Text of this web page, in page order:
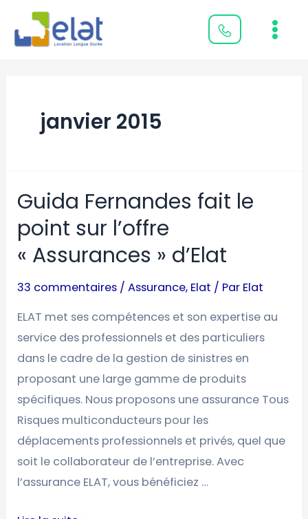
contenu
Main
janvier 2015
Guida Fernandes fait le
point sur l’offre
« Assurances » d’Elat
33 commentaires /Assurance, Elat / Par Elat
ELAT met ses compétences et son expertise au
service des professionnels et des particuliers
dans le cadre de la gestion de sinistres en
proposant une large gamme de produits
spécifiques. Nous proposons une assurance Tous
Risques multiconducteurs pour les
déplacements professionnels et privés, quel que
soit le collaborateur de l’entreprise. Avec
l’assurance ELAT, vous bénéficiez …
Guida
Fernandes
fait
le
point
l’offre
« Assurances »
d’Elat